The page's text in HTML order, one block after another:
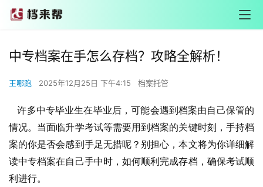
中专档案在手怎么存档？攻略全解析！
王哪跑 2025年12月25日 下午4:15 档案托管
许多中专毕业生在毕业后，可能会遇到档案由自己保管的
情况。当面临升学考试等需要用到档案的关键时刻，手持档
案的你是否会感到手足无措呢？别担心，本文将为你详细解
读中专档案在自己手中时，如何顺利完成存档，确保考试顺
利进行。